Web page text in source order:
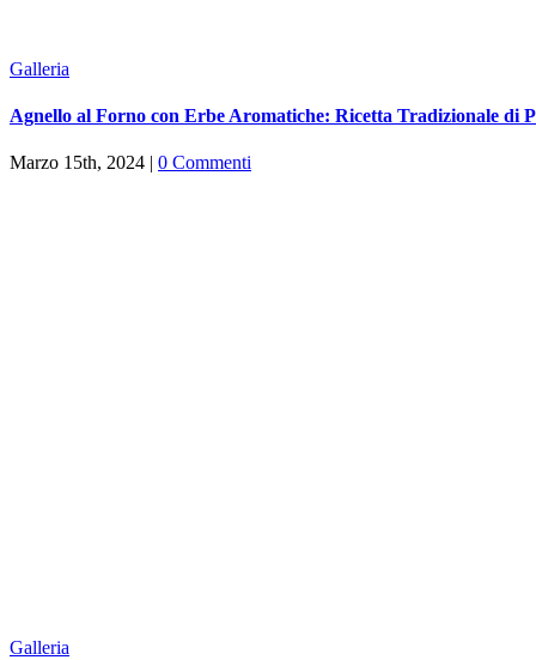
Galleria
Agnello al Forno con Erbe Aromatiche: Ricetta Tradizionale di
Marzo 15th, 2024 | 0 Commenti
Galleria